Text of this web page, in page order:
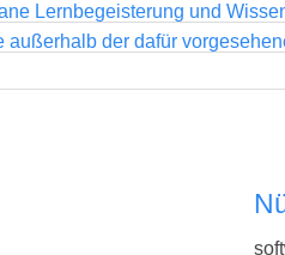
Lernbegeisterung und
außerhalb der dafür